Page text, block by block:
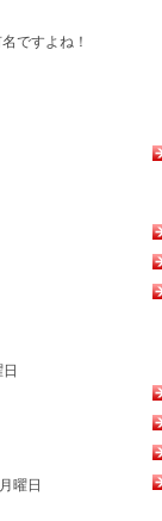
ですよね！
曜日